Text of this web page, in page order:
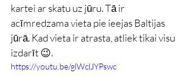
kartei ar skatu uz jūru. Tā ir
acīmredzama vieta pie ieejas Baltijas
jūrā. Kad vieta ir atrasta, atliek tikai visu
izdarīt 😉.
https://youtu.be/glWclJYPswc